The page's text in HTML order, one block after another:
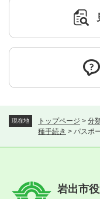
現在地 トップページ > 分
種手続き > パスポ
岩出市